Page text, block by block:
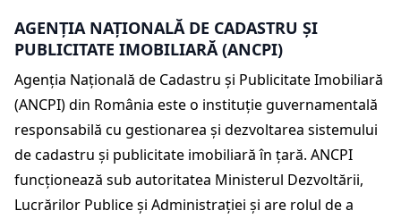
AGENȚIA NAȚIONALĂ DE CADASTRU ȘI
PUBLICITATE IMOBILIARĂ (ANCPI)
Agenția Națională de Cadastru și Publicitate Imobiliară
(ANCPI) din România este o instituție guvernamentală
responsabilă cu gestionarea și dezvoltarea sistemului
de cadastru și publicitate imobiliară în țară. ANCPI
funcționează sub autoritatea Ministerul Dezvoltării,
Lucrărilor Publice și Administrației și are rolul de a